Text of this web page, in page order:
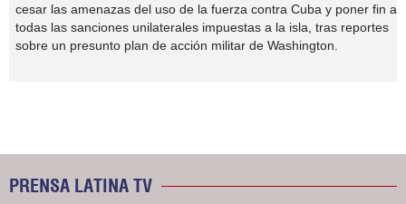
cesar las amenazas del uso de la fuerza contra Cuba y poner fin a
todas las sanciones unilaterales impuestas a la isla, tras reportes
sobre un presunto plan de acción militar de Washington.
PRENSA LATINA TV